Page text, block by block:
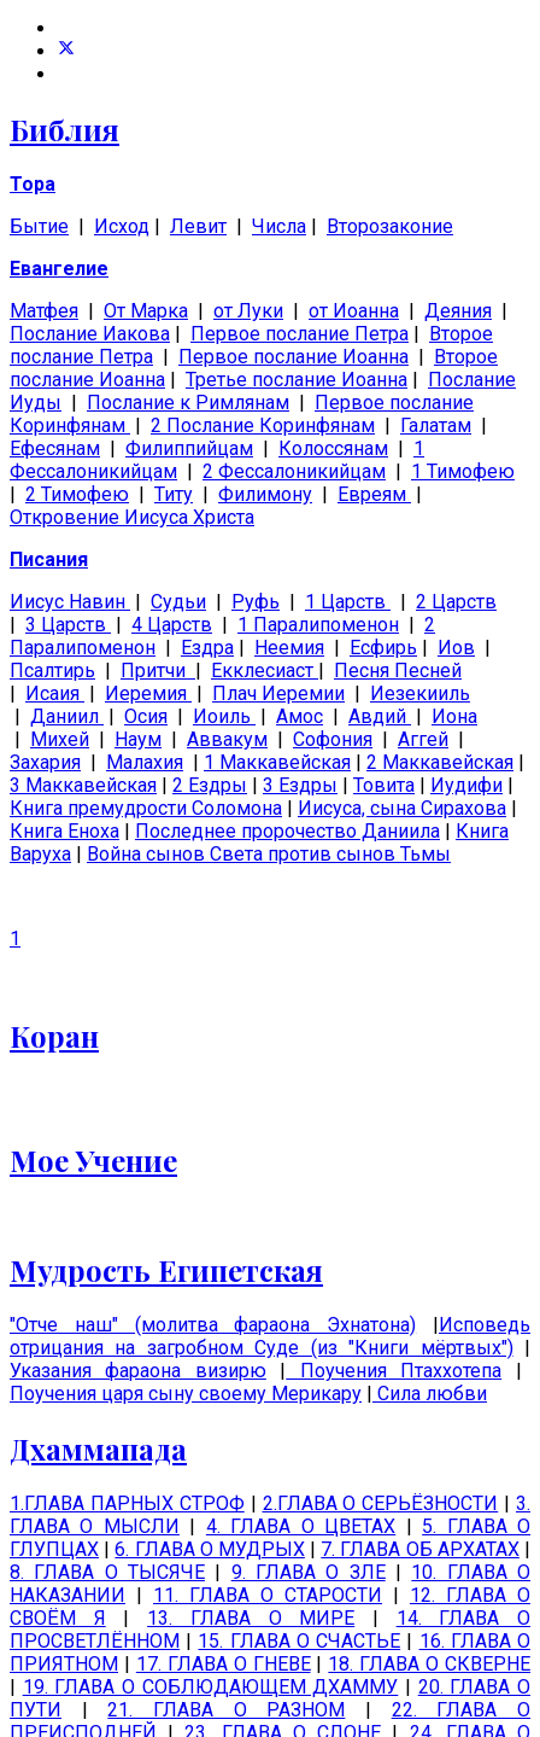
Библия
Тора
Бытие | Исход | Левит | Числа | Второзаконие
Евангелие
Матфея | От Марка | от Луки | от Иоанна | Деяния |
Послание Иакова | Первое послание Петра | Второе
послание Петра | Первое послание Иоанна | Второе
послание Иоанна | Третье послание Иоанна | Послание
Иуды | Послание к Римлянам | Первое послание
Коринфянам | 2 Послание Коринфянам | Галатам |
Ефесянам | Филиппийцам | Колоссянам | 1
Фессалоникийцам | 2 Фессалоникийцам | 1 Тимофею
| 2 Тимофею | Титу | Филимону | Евреям |
Откровение Иисуса Христа
Писания
Иисус Навин | Судьи | Руфь | 1 Царств | 2 Царств
| 3 Царств | 4 Царств | 1 Паралипоменон | 2
Паралипоменон | Ездра | Неемия | Есфирь | Иов |
Псалтирь | Притчи | Екклесиаст | Песня Песней
| Исаия | Иеремия | Плач Иеремии | Иезекииль
| Даниил | Осия | Иоиль | Амос | Авдий | Иона
| Михей | Наум | Аввакум | Софония | Аггей |
Захария | Малахия | 1 Маккавейская | 2 Маккавейская |
3 Маккавейская | 2 Ездры | 3 Ездры | Товита | Иудифи |
Книга премудрости Соломона | Иисуса, сына Сирахова |
Книга Еноха | Последнее пророчество Даниила | Книга
Варуха | Война сынов Света против сынов Тьмы
1
Коран
Мое Учение
Мудрость Египетская
"Отче наш" (молитва фараона Эхнатона) |Исповедь
отрицания на загробном Суде (из "Книги мёртвых")|
Указания фараона визирю| Поучения Птаххотепа |
Поучения царя сыну своему Мерикару | Сила любви
Дхаммапада
1.ГЛАВА ПАРНЫХ СТРОФ| 2.ГЛАВА О СЕРЬЁЗНОСТИ | 3.
ГЛАВА О МЫСЛИ | 4. ГЛАВА О ЦВЕТАХ | 5. ГЛАВА О
ГЛУПЦАХ |6. ГЛАВА О МУДРЫХ| 7. ГЛАВА ОБ АРХАТАХ|
8. ГЛАВА О ТЫСЯЧЕ | 9. ГЛАВА О ЗЛЕ| 10. ГЛАВА О
НАКАЗАНИИ | 11. ГЛАВА О СТАРОСТИ | 12. ГЛАВА О
СВОЁМ Я | 13. ГЛАВА О МИРЕ | 14. ГЛАВА О
ПРОСВЕТЛЁННОМ | 15. ГЛАВА О СЧАСТЬЕ | 16. ГЛАВА О
ПРИЯТНОМ | 17. ГЛАВА О ГНЕВЕ| 18. ГЛАВА О СКВЕРНЕ
| 19. ГЛАВА О СОБЛЮДАЮЩЕМ ДХАММУ | 20. ГЛАВА О
ПУТИ |21. ГЛАВА О РАЗНОМ | 22. ГЛАВА О